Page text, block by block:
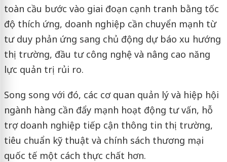
toàn cầu bước vào giai đoạn cạnh tranh bằng tốc
độ thích ứng, doanh nghiệp cần chuyển mạnh từ
tư duy phản ứng sang chủ động dự báo xu hướng
thị trường, đầu tư công nghệ và nâng cao năng
lực quản trị rủi ro.
Song song với đó, các cơ quan quản lý và hiệp hội
ngành hàng cần đẩy mạnh hoạt động tư vấn, hỗ
trợ doanh nghiệp tiếp cận thông tin thị trường,
tiêu chuẩn kỹ thuật và chính sách thương mại
quốc tế một cách thực chất hơn.